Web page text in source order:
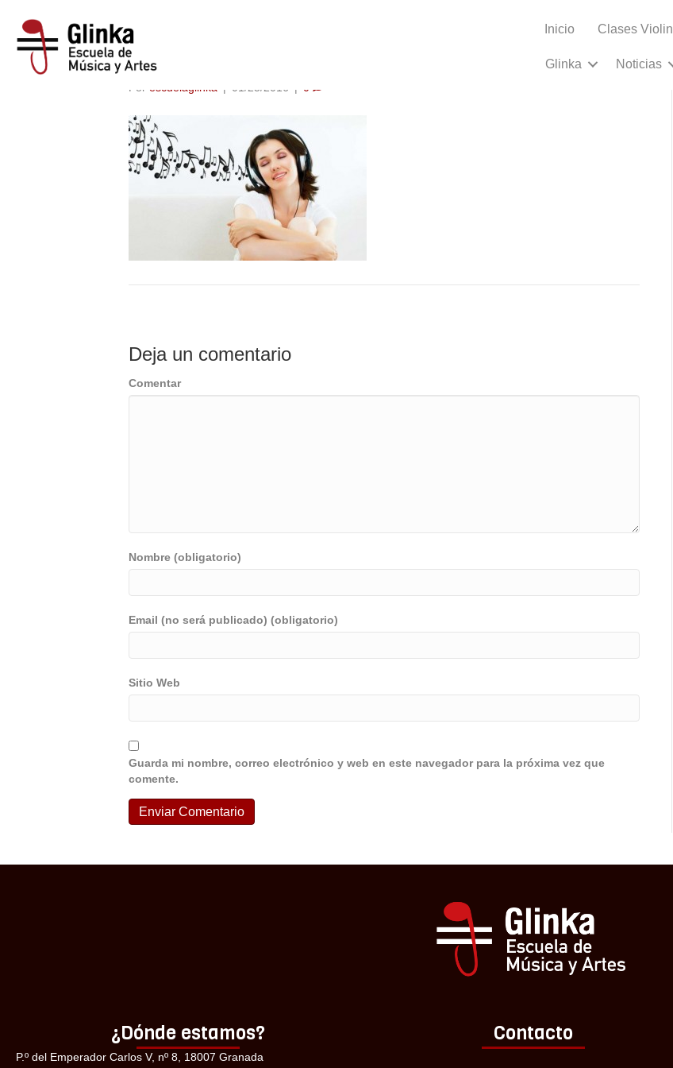
Inicio Clases Violin
Glinka Noticias
musicoterapia
Por escuelaglinka | 01/25/2016 | 0
Deja un comentario
Comentar
Nombre (obligatorio)
Email (no será publicado) (obligatorio)
Sitio Web
Guarda mi nombre, correo electrónico y web en este navegador para la próxima vez que
comente.
¿Dónde estamos?
P.º del Emperador Carlos V, nº 8, 18007 Granada
Contacto